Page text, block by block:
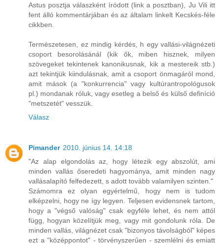
Astus posztja válaszként íródott (link a posztban), Ju Vili itt
fent álló kommentárjában és az általam linkelt Kecskés-féle
cikkben.
Természetesen, ez mindig kérdés, h egy vallási-világnézeti
csoport besorolásánál (kik ők, miben hisznek, milyen
szövegeket tekintenek kanonikusnak, kik a mestereik stb.)
azt tekintjük kiindulásnak, amit a csoport önmagáról mond,
amit mások (a "konkurrencia" vagy kultúrantropológusok
pl.) mondanak róluk, vagy esetleg a belső és külső definíció
"metszetét" vesszük.
Válasz
Pimander 2010. június 14. 14:18
"Az alap elgondolás az, hogy létezik egy abszolút, ami
minden vallás őseredeti hagyománya, amit minden nagy
vallásalapító felfedezett, s adott tovább valamilyen szinten."
Számomra ez olyan egyértelmű, hogy nem is tudom
elképzelni, hogy ne így legyen. Teljesen evidensnek tartom,
hogy a "végső valóság" csak egyféle lehet, és nem attól
függ, hogyan közelítjük meg, vagy mit gondolunk róla. De
minden vallás, világnézet csak "bizonyos távolságból" képes
ezt a "középpontot" - törvényszerűen - szemlélni és emiatt